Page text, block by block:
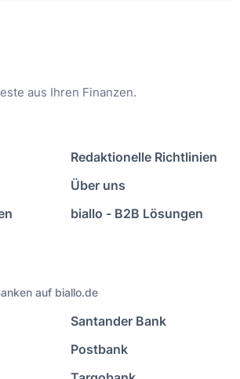
aus Ihren Finanzen.
Redaktionelle Richtlinien
Über uns
biallo - B2B Lösungen
auf biallo.de
Santander Bank
Postbank